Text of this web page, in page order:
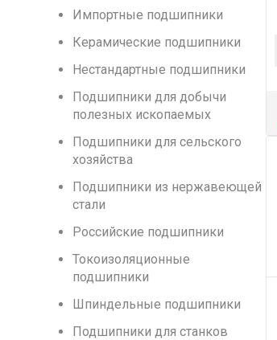
Импортные подшипники
Керамические подшипники
Нестандартные подшипники
Подшипники для добычи
полезных ископаемых
Подшипники для сельского
хозяйства
Подшипники из нержавеющей
стали
Российские подшипники
Токоизоляционные
подшипники
Шпиндельные подшипники
Подшипники для станков